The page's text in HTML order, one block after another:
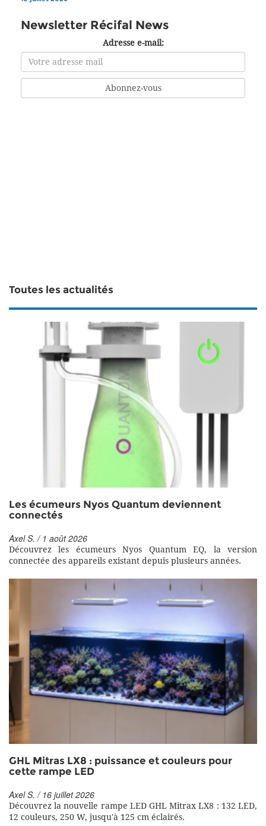
Newsletter Récifal News
Adresse e-mail:
Toutes les actualités
Les écumeurs Nyos Quantum deviennent
connectés
Axel S. / 1 août 2026
Découvrez les écumeurs Nyos Quantum EQ, la version
connectée des appareils existant depuis plusieurs années.
GHL Mitras LX8 : puissance et couleurs pour
cette rampe LED
Axel S. / 16 juillet 2026
Découvrez la nouvelle rampe LED GHL Mitrax LX8 : 132 LED,
12 couleurs, 250 W, jusqu'à 125 cm éclairés.